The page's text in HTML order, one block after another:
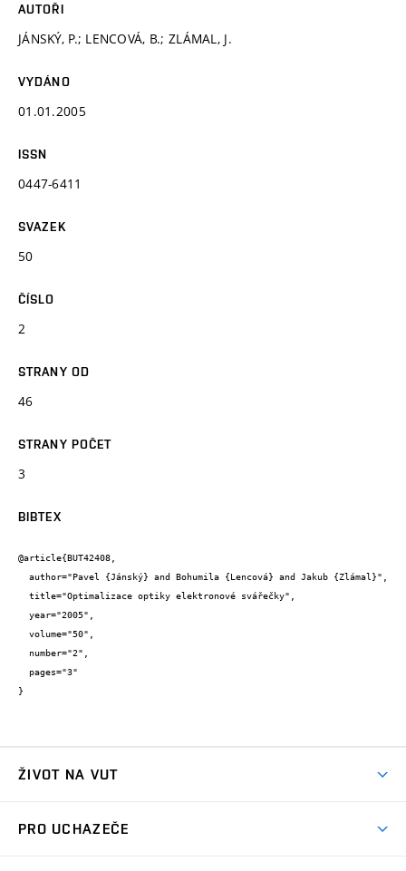
AUTOŘI
JÁNSKÝ, P.; LENCOVÁ, B.; ZLÁMAL, J.
VYDÁNO
01.01.2005
ISSN
0447-6411
SVAZEK
50
ČÍSLO
2
STRANY OD
46
STRANY POČET
3
BIBTEX
@article{BUT42408,
}
ŽIVOT NA VUT
PRO UCHAZEČE